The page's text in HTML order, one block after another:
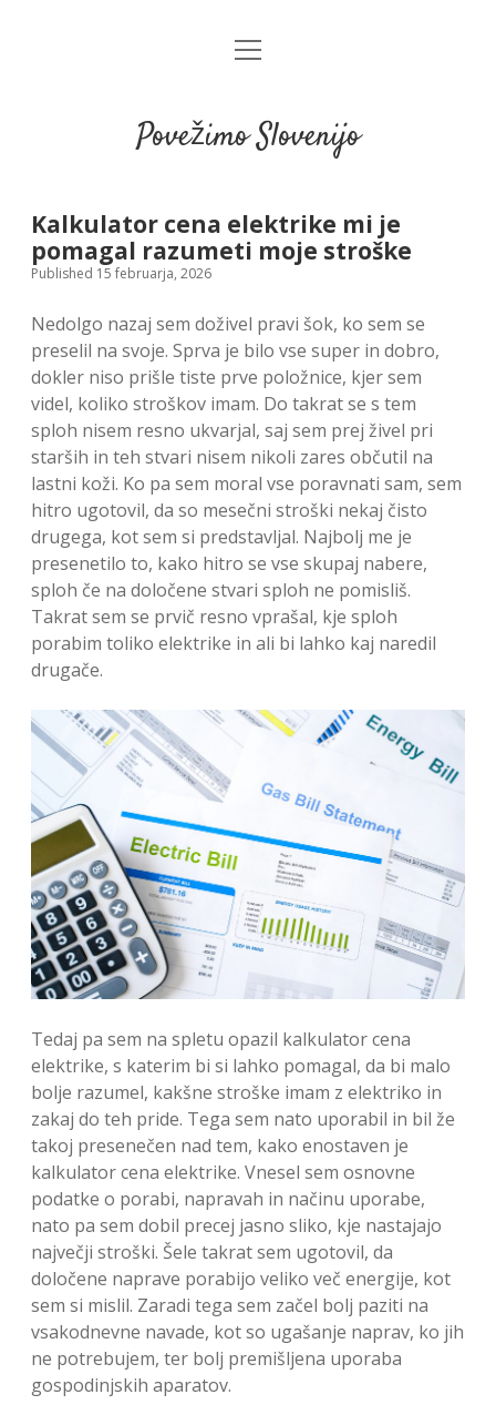
open
Povežimo Slovenijo
Kalkulator cena elektrike mi je
pomagal razumeti moje stroške
Published 15 februarja, 2026
Nedolgo nazaj sem doživel pravi šok, ko sem se
preselil na svoje. Sprva je bilo vse super in dobro,
dokler niso prišle tiste prve položnice, kjer sem
videl, koliko stroškov imam. Do takrat se s tem
sploh nisem resno ukvarjal, saj sem prej živel pri
starših in teh stvari nisem nikoli zares občutil na
lastni koži. Ko pa sem moral vse poravnati sam, sem
hitro ugotovil, da so mesečni stroški nekaj čisto
drugega, kot sem si predstavljal. Najbolj me je
presenetilo to, kako hitro se vse skupaj nabere,
sploh če na določene stvari sploh ne pomisliš.
Takrat sem se prvič resno vprašal, kje sploh
porabim toliko elektrike in ali bi lahko kaj naredil
drugače.
Tedaj pa sem na spletu opazil kalkulator cena
elektrike, s katerim bi si lahko pomagal, da bi malo
bolje razumel, kakšne stroške imam z elektriko in
zakaj do teh pride. Tega sem nato uporabil in bil že
takoj presenečen nad tem, kako enostaven je
kalkulator cena elektrike. Vnesel sem osnovne
podatke o porabi, napravah in načinu uporabe,
nato pa sem dobil precej jasno sliko, kje nastajajo
največji stroški. Šele takrat sem ugotovil, da
določene naprave porabijo veliko več energije, kot
sem si mislil. Zaradi tega sem začel bolj paziti na
vsakodnevne navade, kot so ugašanje naprav, ko jih
ne potrebujem, ter bolj premišljena uporaba
gospodinjskih aparatov.